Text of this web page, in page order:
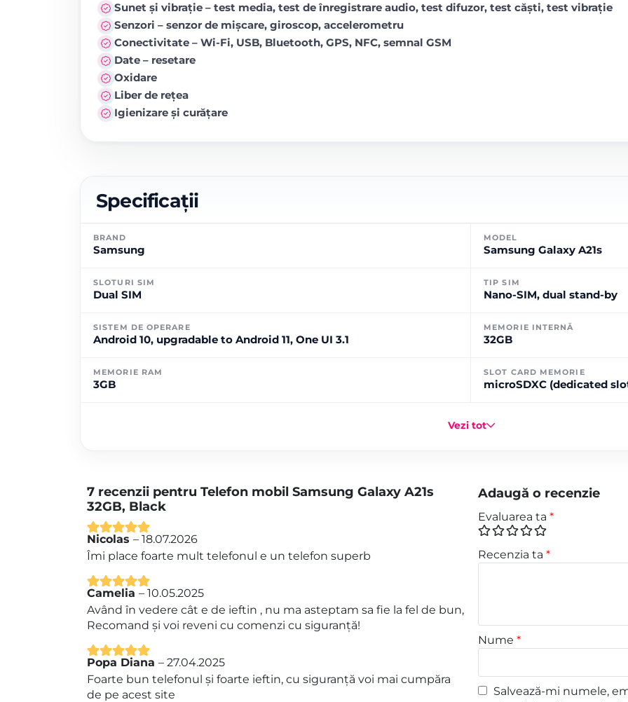
Sunet și vibrație – test media, test de înregistrare audio, test difuzor, test căști, test vibrație
Senzori – senzor de mișcare, giroscop, accelerometru
Conectivitate – Wi-Fi, USB, Bluetooth, GPS, NFC, semnal GSM
Date – resetare
Oxidare
Liber de rețea
Igienizare și curățare
Specificații
BRAND
Samsung
MODEL
Samsung Galaxy A21s
SLOTURI SIM
Dual SIM
TIP SIM
Nano-SIM, dual stand-by
SISTEM DE OPERARE
Android 10, upgradable to Android 11, One UI 3.1
MEMORIE INTERNĂ
32GB
MEMORIE RAM
3GB
SLOT CARD MEMORIE
microSDXC (dedicated
Vezi tot
7 recenzii pentru Telefon mobil Samsung Galaxy A21s
32GB, Black
Evaluat la
5
din 5
Nicolas – 18.07.2026
Îmi place foarte mult telefonul e un telefon superb
Evaluat la
din 5
Camelia – 10.05.2025
Având în vedere cât e de ieftin , nu ma asteptam sa fie la fel de bun,
Recomand și voi reveni cu comenzi cu siguranță!
Evaluat la5
din 5
Popa Diana – 27.04.2025
Foarte bun telefonul și foarte ieftin, cu siguranță voi mai cumpăra
de pe acest site
Adaugă o recenzie
Evaluarea ta *
Recenzia ta *
Nume *
Salvează-mi numele,